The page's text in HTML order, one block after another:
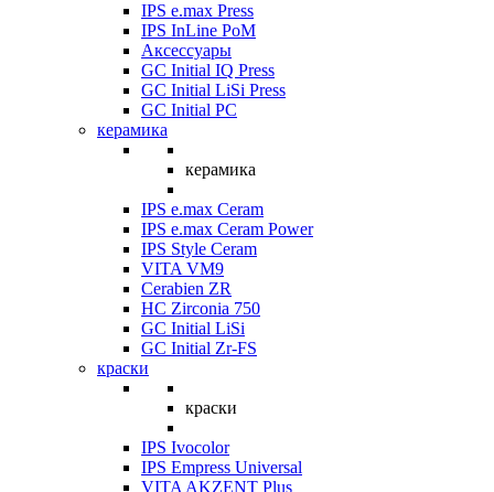
IPS e.max Press
IPS InLine PoM
Аксессуары
GC Initial IQ Press
GC Initial LiSi Press
GC Initial PC
керамика
керамика
IPS e.max Ceram
IPS e.max Ceram Power
IPS Style Ceram
VITA VM9
Cerabien ZR
HC Zirconia 750
GC Initial LiSi
GC Initial Zr-FS
краски
краски
IPS Ivocolor
IPS Empress Universal
VITA AKZENT Plus